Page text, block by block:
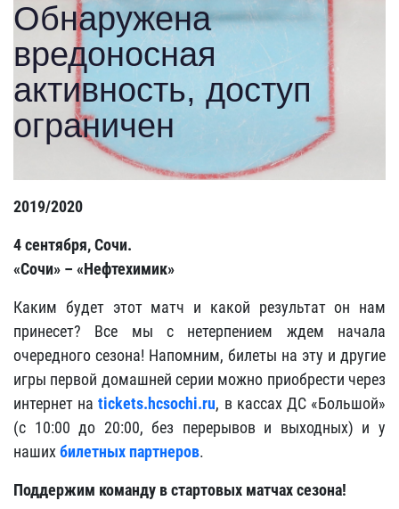
2019/2020
4 сентября, Сочи.
«Сочи» – «Нефтехимик»
Каким будет этот матч и какой результат он нам
принесет? Все мы с нетерпением ждем начала
очередного сезона! Напомним, билеты на эту и другие
игры первой домашней серии можно приобрести через
интернет наtickets.hcsochi.ru, в кассах ДС «Большой»
(с 10:00 до 20:00, без перерывов и выходных) и у
нашихбилетных партнеров.
Поддержим команду в стартовых матчах сезона!